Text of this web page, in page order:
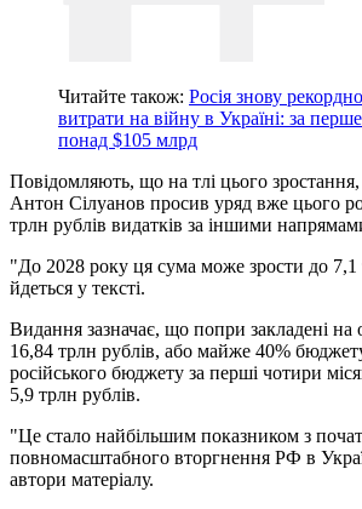
Читайте також: Росія знову
витрати на війну в Україні: за
понад $105 млрд
Повідомляють, що на тлі цього зростання,
Антон Сілуанов просив уряд вже цього
трлн рублів видатків за іншими
"До 2028 року ця сума може зрости до 7,1
йдеться у тексті.
Видання зазначає, що попри закладені на
16,84 трлн рублів, або майже 40%
російського бюджету за перші чотири
5,9 трлн рублів.
"Це стало найбільшим показником з
повномасштабного вторгнення РФ в
автори матеріалу.